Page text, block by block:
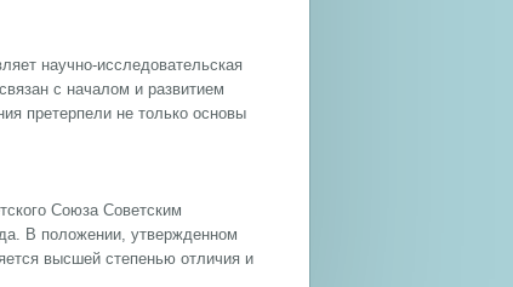
научно-исследовательская
с началом и развитием
претерпели не только основы
Союза Советским
В положении, утвержденном
высшей степенью отличия и